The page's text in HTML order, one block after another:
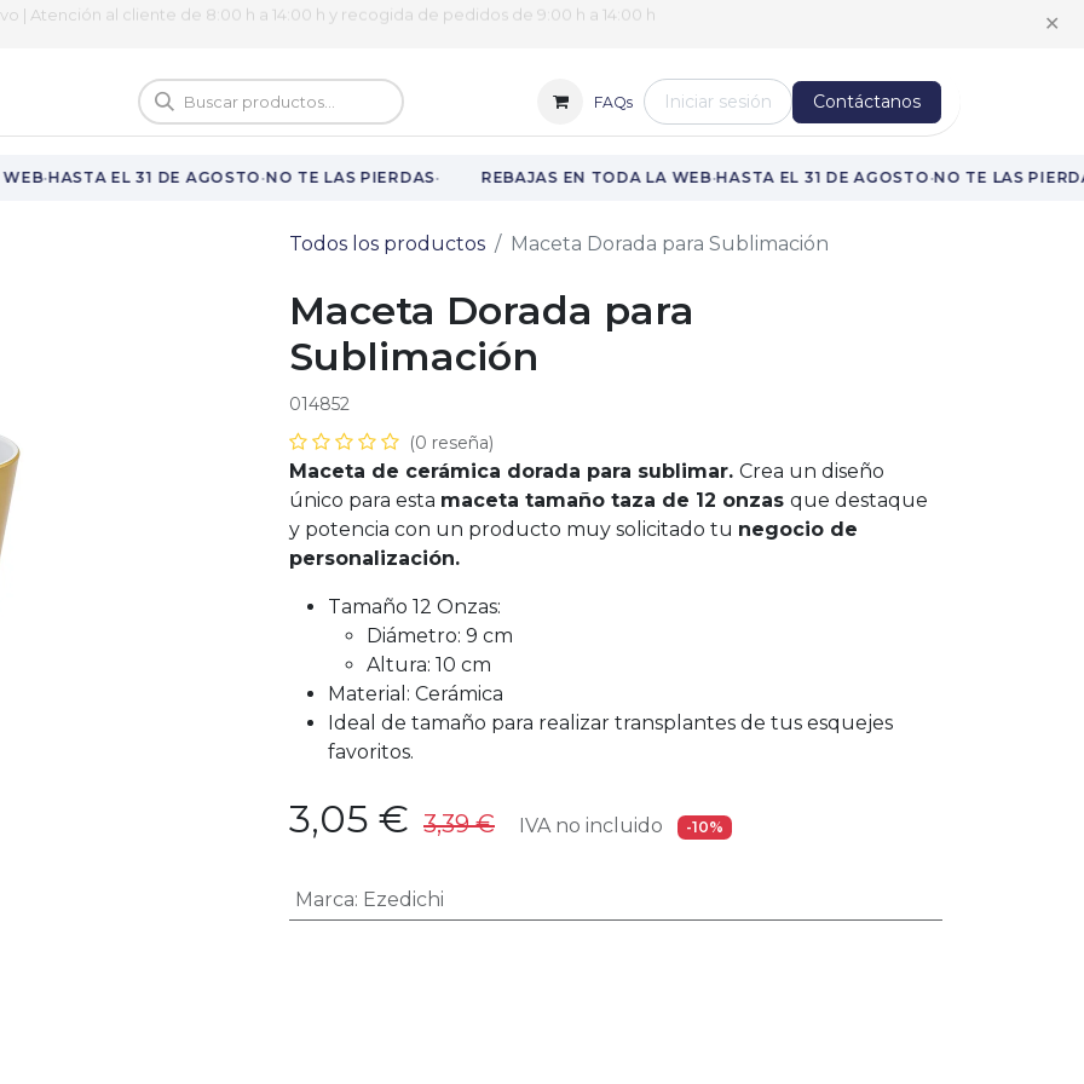
| Atención al cliente de 8:00 h a 14:00 h y recogida de pedidos de 9:00 h a 14:00 h ✕
Vuelta al cole FAQs Iniciar sesión Contáctanos
·HASTA EL 31 DE AGOSTO·NO TE LAS PIERDAS· REBAJAS EN TODA LA WEB·HASTA EL 31 DE AGOSTO·NO TE LAS
Todos los productos Maceta Dorada para Sublimación
Maceta Dorada para
Sublimación
014852
(0 reseña)
Maceta de cerámica dorada para sublimar. Crea un diseño
único para esta maceta tamaño taza de 12 onzas que destaque
y potencia con un producto muy solicitado tu negocio de
personalización.
Tamaño 12 Onzas:
Diámetro: 9 cm
Altura: 10 cm
Material: Cerámica
Ideal de tamaño para realizar transplantes de tus esquejes
favoritos.
3,05 € 3,39€ IVA no incluido -10%
Marca: Ezedichi